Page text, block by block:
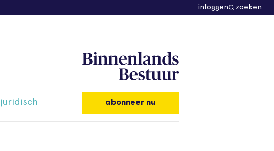
inloggen zoeken
juridisch abonneer nu